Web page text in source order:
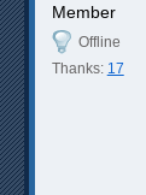
Member
Offline
Thanks: 17